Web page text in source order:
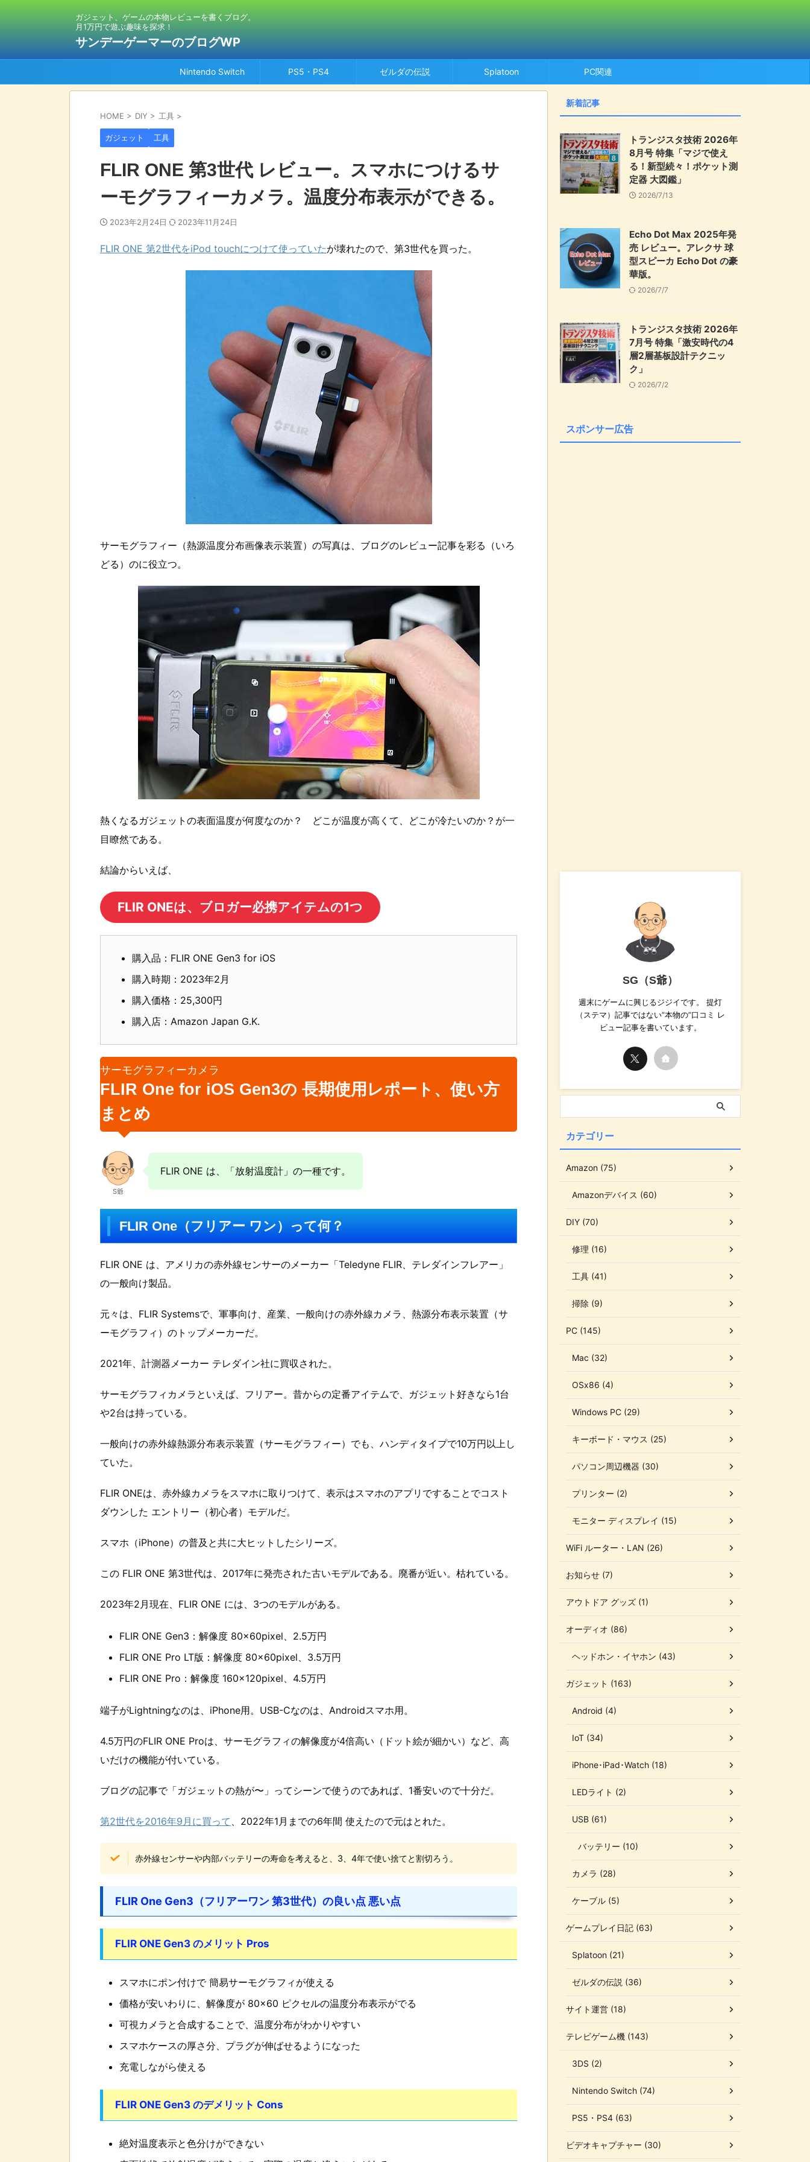
ガジェット、ゲームの本物レビューを書くブログ。
月1万円で遊ぶ趣味を探求！
サンデーゲーマーのブログWP
Nintendo Switch PS5・PS4 ゼルダの伝説 Splatoon PC関連
HOME > DIY > 工具 >
ガジェット 工具
FLIR ONE 第3世代 レビュー。スマホにつけるサ
ーモグラフィーカメラ。温度分布表示ができる。
2023年2月24日 2023年11月24日
FLIR ONE 第2世代をiPod touchにつけて使っていたが壊れたので、第3世代を買った。
サーモグラフィー（熱源温度分布画像表示装置）の写真は、ブログのレビュー記事を彩る（いろ
どる）のに役立つ。
熱くなるガジェットの表面温度が何度なのか？ どこが温度が高くて、どこが冷たいのか？が一
目瞭然である。
結論からいえば、
FLIR ONEは、ブロガー必携アイテムの1つ
購入品：FLIR ONE Gen3 for iOS
購入時期：2023年2月
購入価格：25,300円
購入店：Amazon Japan G.K.
サーモグラフィーカメラ
FLIR One for iOS Gen3の 長期使用レポート、使い方
まとめ
S爺
FLIR ONE は、「放射温度計」の一種です。
FLIR One（フリアー ワン）って何？
FLIR ONE は、アメリカの赤外線センサーのメーカー「Teledyne FLIR、テレダインフレアー」
の一般向け製品。
元々は、FLIR Systemsで、軍事向け、産業、一般向けの赤外線カメラ、熱源分布表示装置（サ
ーモグラフィ）のトップメーカーだ。
2021年、計測器メーカー テレダイン社に買収された。
サーモグラフィカメラといえば、フリアー。昔からの定番アイテムで、ガジェット好きなら1台
や2台は持っている。
一般向けの赤外線熱源分布表示装置（サーモグラフィー）でも、ハンディタイプで10万円以上し
ていた。
FLIR ONEは、赤外線カメラをスマホに取りつけて、表示はスマホのアプリですることでコスト
ダウンした エントリー（初心者）モデルだ。
スマホ（iPhone）の普及と共に大ヒットしたシリーズ。
この FLIR ONE 第3世代は、2017年に発売された古いモデルである。廃番が近い。枯れている。
2023年2月現在、FLIR ONE には、3つのモデルがある。
FLIR ONE Gen3：解像度 80×60pixel、2.5万円
FLIR ONE Pro LT版：解像度 80×60pixel、3.5万円
FLIR ONE Pro：解像度 160×120pixel、4.5万円
端子がLightningなのは、iPhone用。USB-Cなのは、Androidスマホ用。
4.5万円のFLIR ONE Proは、サーモグラフィの解像度が4倍高い（ドット絵が細かい）など、高
いだけの機能が付いている。
ブログの記事で「ガジェットの熱が〜」ってシーンで使うのであれば、1番安いので十分だ。
第2世代を2016年9月に買って 、2022年1月までの6年間 使えたので元はとれた。
赤外線センサーや内部バッテリーの寿命を考えると、3、4年で使い捨てと割切ろう。
FLIR One Gen3（フリアーワン 第3世代）の良い点 悪い点
FLIR ONE Gen3 のメリット Pros
スマホにポン付けで 簡易サーモグラフィが使える
価格が安いわりに、解像度が 80×60 ピクセルの温度分布表示がでる
可視カメラと合成することで、温度分布がわかりやすい
スマホケースの厚さ分、プラグが伸ばせるようになった
充電しながら使える
FLIR ONE Gen3 のデメリット Cons
絶対温度表示と色分けができない
新着記事
トランジスタ技術 2026年
8月号 特集「マジで使え
る！新型続々！ポケット測
定器 大図鑑」
2026/7/13
Echo Dot Max 2025年発
売 レビュー。アレクサ 球
型スピーカ Echo Dot の豪
華版。
2026/7/7
トランジスタ技術 2026年
7月号 特集「激安時代の4
層2層基板設計テクニッ
ク」
2026/7/2
スポンサー広告
SG（S爺）
週末にゲームに興じるジジイです。 提灯
（ステマ）記事ではない”本物の”口コミ レ
ビュー記事を書いています。
カテゴリー
Amazon (75)
Amazonデバイス (60)
DIY (70)
修理 (16)
工具 (41)
掃除 (9)
PC (145)
Mac (32)
OSx86 (4)
Windows PC (29)
キーボード・マウス (25)
パソコン周辺機器 (30)
プリンター (2)
モニター ディスプレイ (15)
WiFi ルーター・LAN (26)
お知らせ (7)
アウトドア グッズ (1)
オーディオ (86)
ヘッドホン・イヤホン (43)
ガジェット (163)
Android (4)
IoT (34)
iPhone･iPad･Watch (18)
LEDライト (2)
USB (61)
バッテリー (10)
カメラ (28)
ケーブル (5)
ゲームプレイ日記 (63)
Splatoon (21)
ゼルダの伝説 (36)
サイト運営 (18)
テレビゲーム機 (143)
3DS (2)
Nintendo Switch (74)
PS5・PS4 (63)
ビデオキャプチャー (30)